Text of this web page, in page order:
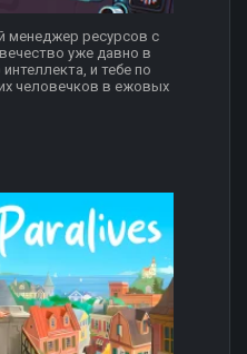
менеджер ресурсов с
уже давно в
и тебе по
человечков в ежовых